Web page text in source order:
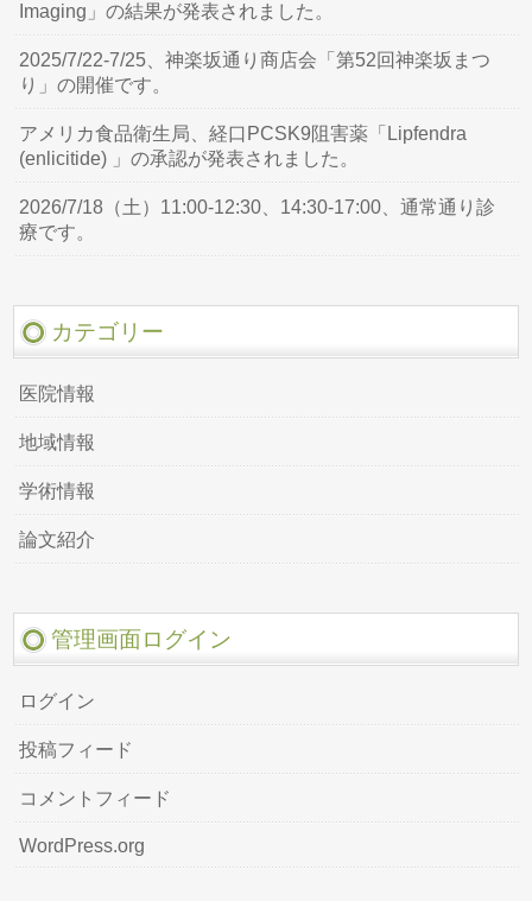
Imaging」の結果が発表されました。
2025/7/22-7/25、神楽坂通り商店会「第52回神楽坂まつ
り」の開催です。
アメリカ食品衛生局、経口PCSK9阻害薬「Lipfendra
(enlicitide) 」の承認が発表されました。
2026/7/18（土）11:00-12:30、14:30-17:00、通常通り診
療です。
カテゴリー
医院情報
地域情報
学術情報
論文紹介
管理画面ログイン
ログイン
投稿フィード
コメントフィード
WordPress.org